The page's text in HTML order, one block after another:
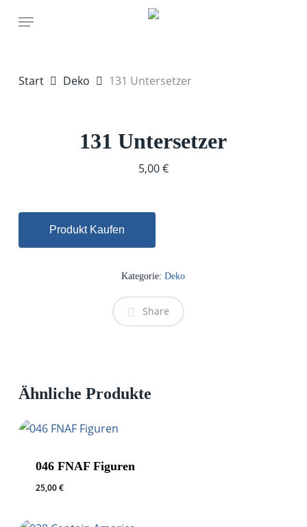
Menu
Start Deko 131 Untersetzer
131 Untersetzer
5,00€
Produkt Kaufen
Kategorie:Deko
Share
Ähnliche Produkte
046 FNAF Figuren
25,00€